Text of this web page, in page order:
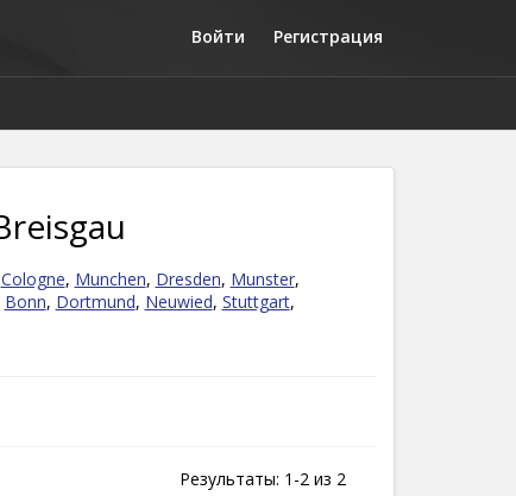
Войти Регистрация
Cologne, Munchen, Dresden, Munster,
Bonn, Dortmund, Neuwied, Stuttgart,
Результаты: 1-2 из 2